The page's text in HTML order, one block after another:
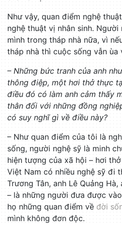
Như vậy, quan điểm nghệ
nghệ thuật vị nhân sinh.
mình trong tháp nhà nữa, vì
tháp nhà thì cuộc sống vẫn ùa
– Những bức tranh của anh
thông điệp, một hơi thở thực
điều đó có làm anh cảm thấy
thân đối với những đồng
có suy nghĩ gì về điều này?
– Như quan điểm của tôi là
sống, người nghệ sỹ là minh
hiện tượng của xã hội – hơi
Việt Nam có nhiều nghệ sỹ đi
Trương Tân, anh Lê Quảng
– là những người đưa được
họ những quan điểm về đời
mình không đơn độc.